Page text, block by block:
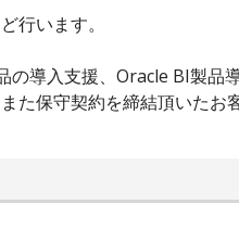
行います。
導入支援、Oracle BI製品
た保守契約を締結頂いた